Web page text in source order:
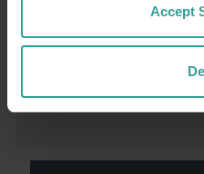
Accept
nature et proposant
culinaires originales.